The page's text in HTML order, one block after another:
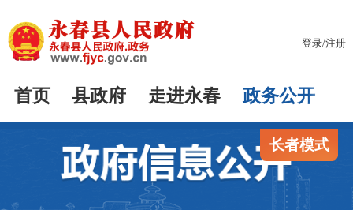
登录/注册
首页 县政府 走进永春 政务公开
长者模式